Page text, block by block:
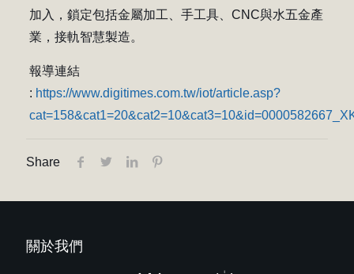
加入，鎖定包括金屬加工、手工具、CNC與水五金產
業，接軌智慧製造。
報導連結
: https://www.digitimes.com.tw/iot/article.asp?
Share
關於我們